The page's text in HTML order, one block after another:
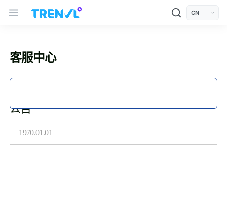
언어선택
客服中心
公告
1970.01.01